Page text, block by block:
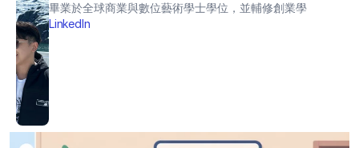
畢業於全球商業與數位藝術學士學位，並輔修創業學
LinkedIn